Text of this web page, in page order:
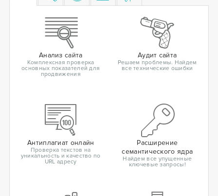
Анализ сайта
Комплексная проверка
основных показателей для
продвижения
Аудит сайта
Решаем проблемы. Найдем
все технические ошибки
Антиплагиат онлайн
Проверка текстов на
уникальность и качество по
URL адресу
Расширение
семантического ядра
Найдем все упущенные
ключевые запросы!